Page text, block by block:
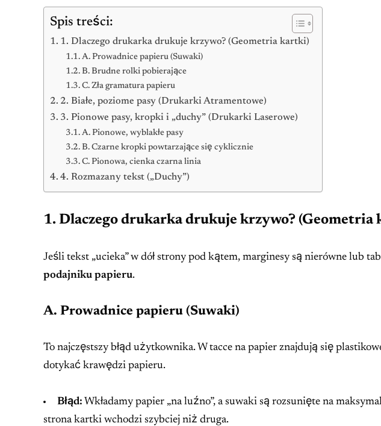
Spis treści:
1. Dlaczego drukarka drukuje krzywo? (Geometria kartki)
A. Prowadnice papieru (Suwaki)
B. Brudne rolki pobierające
C. Zła gramatura papieru
2. Białe, poziome pasy (Drukarki Atramentowe)
3. Pionowe pasy, kropki i „duchy” (Drukarki Laserowe)
A. Pionowe, wyblakłe pasy
B. Czarne kropki powtarzające się cyklicznie
C. Pionowa, cienka czarna linia
4. Rozmazany tekst („Duchy”)
1. Dlaczego drukarka drukuje krzywo? (Geometria
Jeśli tekst „ucieka” w dół strony pod kątem, marginesy są nierówne lub
podajniku papieru.
A. Prowadnice papieru (Suwaki)
To najczęstszy błąd użytkownika. W tacce na papier znajdują się
dotykać krawędzi papieru.
Błąd: Wkładamy papier „na luźno”, a suwaki są rozsunięte na
strona kartki wchodzi szybciej niż druga.